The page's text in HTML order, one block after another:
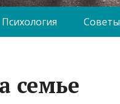
Психология Советы
семье